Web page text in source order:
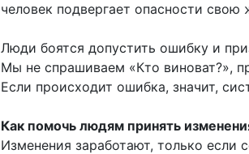
человек подвергает опасности
Люди боятся допустить ошибку и
Мы не спрашиваем «Кто виноват?»,
Если происходит ошибка, значит,
Как помочь людям принять
Изменения заработают, только если